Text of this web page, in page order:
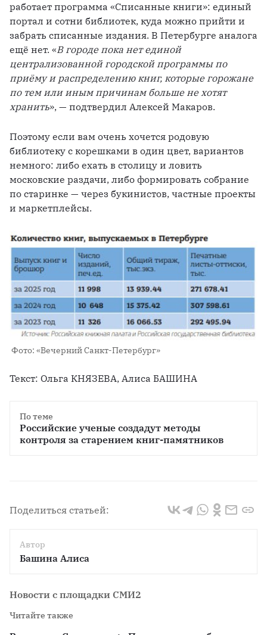
работает программа «Списанные книги»: единый
портал и сотни библиотек, куда можно прийти и
забрать списанные издания. В Петербурге аналога
ещё нет. «В городе пока нет единой
централизованной городской программы по
приёму и распределению книг, которые горожане
по тем или иным причинам больше не хотят
хранить», — подтвердил Алексей Макаров.
Поэтому если вам очень хочется родовую
библиотеку с корешками в один цвет, вариантов
немного: либо ехать в столицу и ловить
московские раздачи, либо формировать собрание
по старинке — через букинистов, частные проекты
и маркетплейсы.
Фото: «Вечерний Санкт-Петербург»
Текст: Ольга КНЯЗЕВА, Алиса БАШИНА
По теме
Российские ученые создадут методы
контроля за старением книг-памятников
Поделиться статьей:
Автор
Башина Алиса
Новости с площадки СМИ2
Читайте также